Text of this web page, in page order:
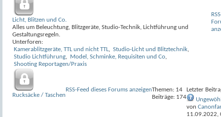
Licht, Blitzen und Co.
Alles um Beleuchtung, Blitzgeräte, Studio-Technik, Lichtführung und
Gestaltungsregeln.
Unterforen:
Kamerablitzgeräte, TTL und nicht TTL, Studio-Licht und Blitztechnik,
Studio Lichtführung, Model, Schminke, Requisiten und Co,
Shooting Reportagen/Praxis
Rucksäcke / Taschen
RSS-Feed dieses Forums anzeigenThemen: 14
Beiträge: 174
Letzter
von
11.09.2022,